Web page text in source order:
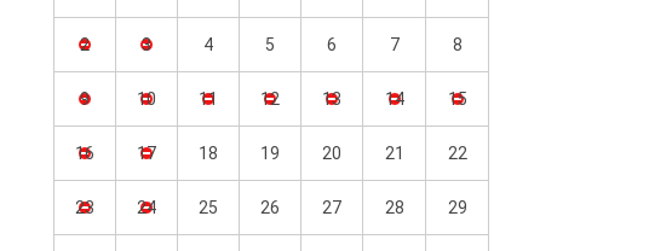
2 3 4 5 6 7 8
9 10 11 12 13 14 15
16 17 18 19 20 21 22
23 24 25 26 27 28 29